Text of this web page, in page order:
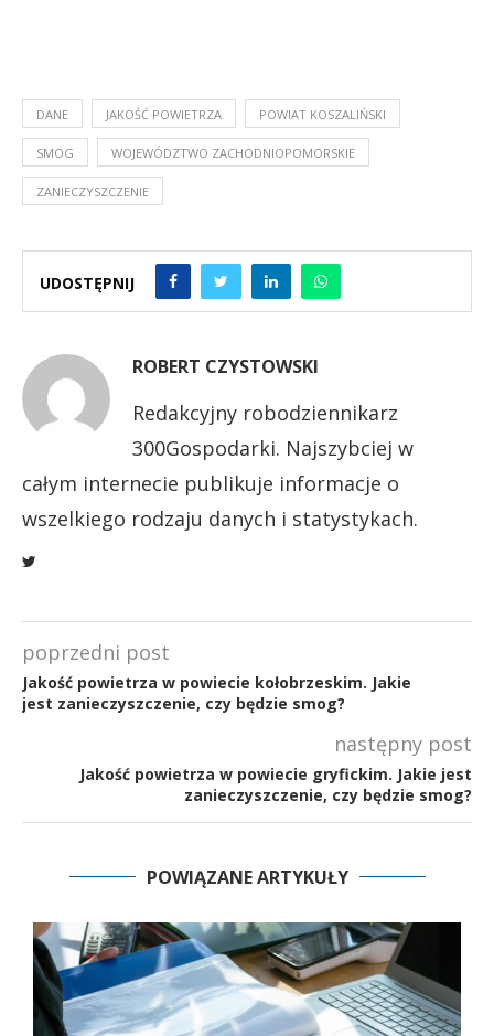
DANE JAKOŚĆ POWIETRZA POWIAT KOSZALIŃSKI
SMOG WOJEWÓDZTWO ZACHODNIOPOMORSKIE
ZANIECZYSZCZENIE
UDOSTĘPNIJ
ROBERT CZYSTOWSKI
Redakcyjny robodziennikarz
300Gospodarki. Najszybciej w
całym internecie publikuje informacje o
wszelkiego rodzaju danych i statystykach.
poprzedni post
Jakość powietrza w powiecie kołobrzeskim. Jakie
jest zanieczyszczenie, czy będzie smog?
następny post
Jakość powietrza w powiecie gryfickim. Jakie jest
zanieczyszczenie, czy będzie smog?
POWIĄZANE ARTYKUŁY